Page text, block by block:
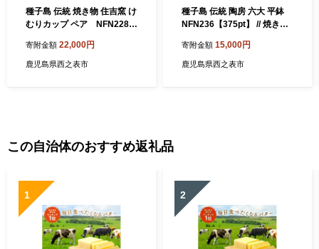
種子島 伝統 焼き物 住吉窯 け
むりカップ ペア NFN228
釉薬未使用 普段使い
寄附金額 22,000円
鹿児島県西之表市
種子島 伝統 陶房 六大 平鉢
NFN236【375pt】 // 焼き物
寄附金額 15,000円
鹿児島県西之表市
この自治体のおすすめ返礼品
1 2